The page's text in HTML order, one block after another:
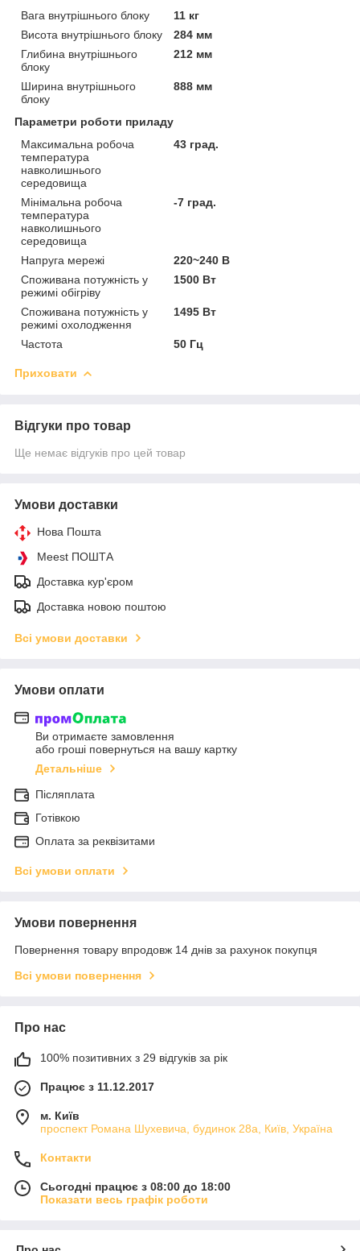
Вага внутрішнього блоку
11 кг
Висота внутрішнього блоку
284 мм
Глибина внутрішнього
блоку
212 мм
Ширина внутрішнього
блоку
888 мм
Параметри роботи приладу
Максимальна робоча
температура
навколишнього
середовища
43 град.
Мінімальна робоча
температура
навколишнього
середовища
-7 град.
Напруга мережі
220~240 В
Споживана потужність у
режимі обігріву
1500 Вт
Споживана потужність у
режимі охолодження
1495 Вт
Частота 50 Гц
Приховати
Відгуки про товар
Ще немає відгуків про цей товар
Умови доставки
Нова Пошта
Meest ПОШТА
Доставка кур'єром
Доставка новою поштою
Всі умови доставки
Умови оплати
Ви отримаєте замовлення
або гроші повернуться на вашу картку
Детальніше
Післяплата
Готівкою
Оплата за реквізитами
Всі умови оплати
Умови повернення
Повернення товару впродовж 14 днів за рахунок покупця
Всі умови повернення
Про нас
100% позитивних з 29 відгуків за рік
Працює з 11.12.2017
м. Київ
проспект Романа Шухевича, будинок 28а, Київ, Україна
Контакти
Сьогодні працює з 08:00 до 18:00
Показати весь графік роботи